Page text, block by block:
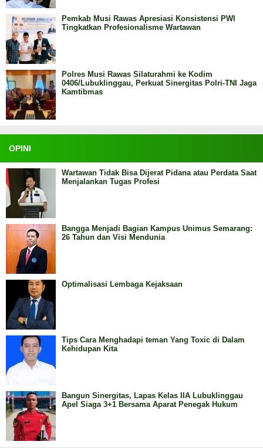
Pemkab Musi Rawas Apresiasi Konsistensi PWI
Tingkatkan Profesionalisme Wartawan
Polres Musi Rawas Silaturahmi ke Kodim
0406/Lubuklinggau, Perkuat Sinergitas Polri-TNI Jaga
Kamtibmas
OPINI
Wartawan Tidak Bisa Dijerat Pidana atau Perdata Saat
Menjalankan Tugas Profesi
Bangga Menjadi Bagian Kampus Unimus Semarang:
26 Tahun dan Visi Mendunia
Optimalisasi Lembaga Kejaksaan
Tips Cara Menghadapi teman Yang Toxic di Dalam
Kehidupan Kita
Bangun Sinergitas, Lapas Kelas IIA Lubuklinggau
Apel Siaga 3+1 Bersama Aparat Penegak Hukum